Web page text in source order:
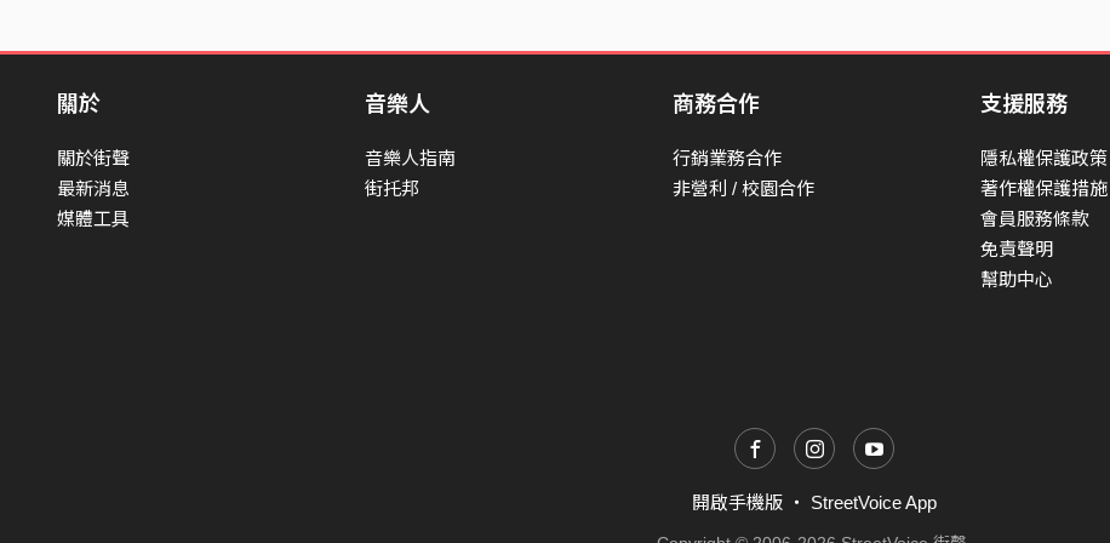
關於
關於街聲
最新消息
媒體工具
音樂人
音樂人指南
街托邦
商務合作
行銷業務合作
非營利 / 校園合作
支援服務
隱私權保護政策
著作權保護措施
會員服務條款
免責聲明
幫助中心
開啟手機版 ・ StreetVoice App